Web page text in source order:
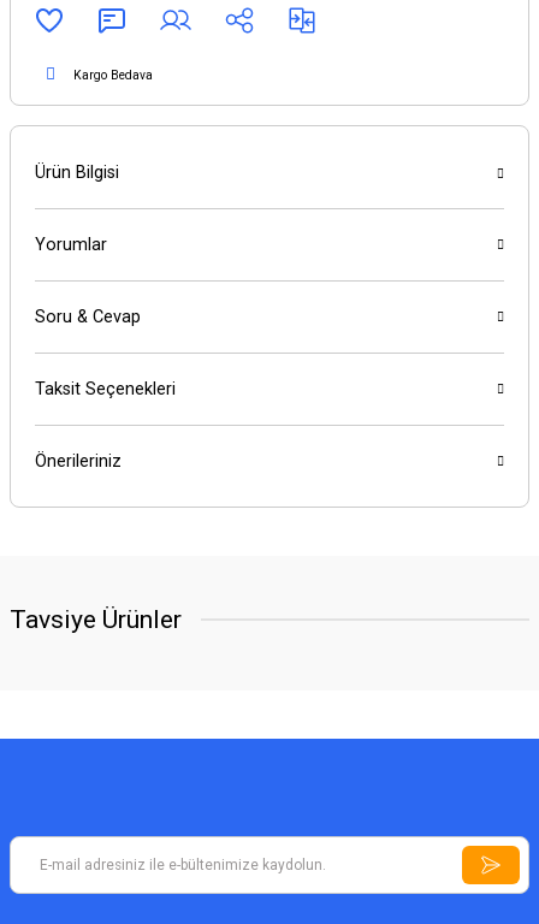
Kargo Bedava
Ürün Bilgisi
Yorumlar
Soru & Cevap
Taksit Seçenekleri
Önerileriniz
Tavsiye Ürünler